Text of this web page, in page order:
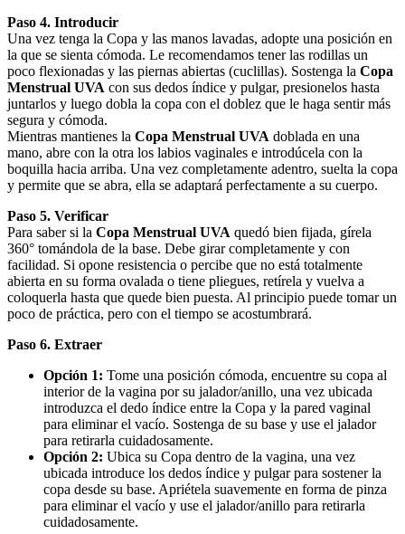
Paso 4. Introducir
Una vez tenga la Copa y las manos lavadas, adopte una posición en
la que se sienta cómoda. Le recomendamos tener las rodillas un
poco flexionadas y las piernas abiertas (cuclillas). Sostenga la Copa
Menstrual UVA con sus dedos índice y pulgar, presionelos hasta
juntarlos y luego dobla la copa con el doblez que le haga sentir más
segura y cómoda.
Mientras mantienes la Copa Menstrual UVA doblada en una
mano, abre con la otra los labios vaginales e introdúcela con la
boquilla hacia arriba. Una vez completamente adentro, suelta la copa
y permite que se abra, ella se adaptará perfectamente a su cuerpo.
Paso 5. Verificar
Para saber si la Copa Menstrual UVA quedó bien fijada, gírela
360° tomándola de la base. Debe girar completamente y con
facilidad. Si opone resistencia o percibe que no está totalmente
abierta en su forma ovalada o tiene pliegues, retírela y vuelva a
coloquerla hasta que quede bien puesta. Al principio puede tomar un
poco de práctica, pero con el tiempo se acostumbrará.
Paso 6. Extraer
Opción 1: Tome una posición cómoda, encuentre su copa al
interior de la vagina por su jalador/anillo, una vez ubicada
introduzca el dedo índice entre la Copa y la pared vaginal
para eliminar el vacío. Sostenga de su base y use el jalador
para retirarla cuidadosamente.
Opción 2: Ubica su Copa dentro de la vagina, una vez
ubicada introduce los dedos índice y pulgar para sostener la
copa desde su base. Apriétela suavemente en forma de pinza
para eliminar el vacío y use el jalador/anillo para retirarla
cuidadosamente.